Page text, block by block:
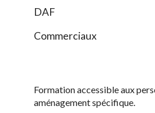
DAF
Commerciaux
Formation accessible aux
aménagement spécifique.